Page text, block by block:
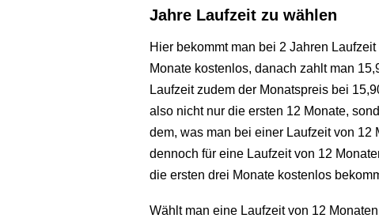
Jahre Laufzeit zu wählen
Hier bekommt man bei 2 Jahren
Monate kostenlos, danach zahlt man
Laufzeit zudem der Monatspreis bei
also nicht nur die ersten 12 Monate,
dem, was man bei einer Laufzeit von 12
dennoch für eine Laufzeit von 12
die ersten drei Monate kostenlos
Wählt man eine Laufzeit von 12